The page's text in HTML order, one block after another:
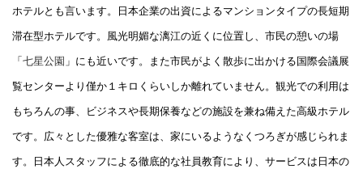
ホテルとも言います。日本企業の出資によるマンションタイプの長短期
滞在型ホテルです。風光明媚な漓江の近くに位置し、市民の憩いの場
「 七星公園 」にも近いです。また市民がよく散歩に出かける国際会議展
覧センターより僅か１キロくらいしか離れていません。観光での利用は
もちろんの事、ビジネスや長期保養などの施設を兼ね備えた高級ホテル
です。広々とした優雅な客室は、家にいるようなくつろぎが感じられま
す。日本人スタッフによる徹底的な社員教育により、サービスは日本の